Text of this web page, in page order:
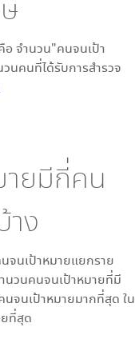
จำนวน"คนจนเป้า
นคนที่ได้รับการสำรวจ
ายมีกี่คน
ง
จนเป้าหมายแยกราย
วนคนจนเป้าหมายที่มี
นจนเป้าหมายมากที่สุด ใน
ที่สุด